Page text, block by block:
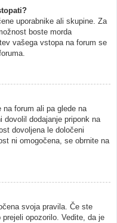
uporabnike ali skupine. Za
boste morda
vašega vstopa na forum se
na forum ali pa glede na
dovolil dodajanje priponk na
dovoljena le določeni
ni omogočena, se obrnite na
svoja pravila. Če ste
opozorilo. Vedite, da je